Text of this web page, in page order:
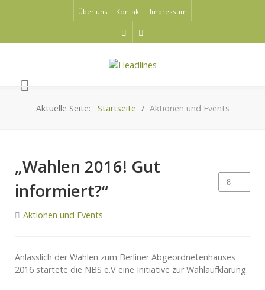
Über uns Kontakt Impressum
Aktuelle Seite: Startseite Aktionen und Events
„Wahlen 2016! Gut
informiert?“
Aktionen und Events
Anlässlich der Wahlen zum Berliner Abgeordnetenhauses
2016 startete die NBS e.V eine Initiative zur Wahlaufklärung.